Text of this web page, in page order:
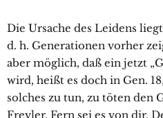
Die Ursache des Leidens
d. h. Generationen vorher
aber möglich, daß ein jetzt
wird, heißt es doch in Gen.
solches zu tun, zu töten den
Frevler. Fern sei es von dir.